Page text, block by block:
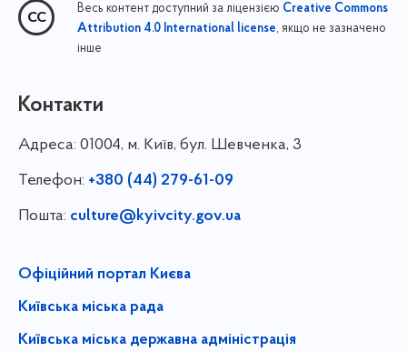
Весь контент доступний за ліцензією Creative Commons
Attribution 4.0 International license, якщо не зазначено
інше
Контакти
Адреса: 01004, м. Київ, бул. Шевченка, 3
Телефон: +380 (44) 279-61-09
Пошта: culture@kyivcity.gov.ua
Офіційний портал Києва
Київська міська рада
Київська міська державна адміністрація